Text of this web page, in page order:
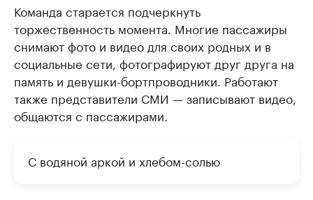
Команда старается подчеркнуть
торжественность момента. Многие пассажиры
снимают фото и видео для своих родных и в
социальные сети, фотографируют друг друга на
память и девушки-бортпроводники. Работают
также представители СМИ — записывают видео,
общаются с пассажирами.
С водяной аркой и хлебом-солью